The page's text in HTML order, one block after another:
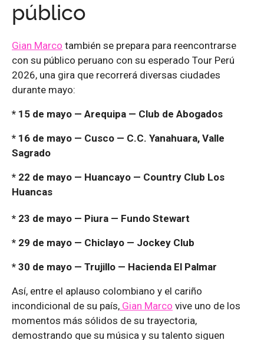
público
Gian Marco también se prepara para reencontrarse
con su público peruano con su esperado Tour Perú
2026, una gira que recorrerá diversas ciudades
durante mayo:
* 15 de mayo — Arequipa — Club de Abogados
* 16 de mayo — Cusco — C.C. Yanahuara, Valle
Sagrado
* 22 de mayo — Huancayo — Country Club Los
Huancas
* 23 de mayo — Piura — Fundo Stewart
* 29 de mayo — Chiclayo — Jockey Club
* 30 de mayo — Trujillo — Hacienda El Palmar
Así, entre el aplauso colombiano y el cariño
incondicional de su país, Gian Marco vive uno de los
momentos más sólidos de su trayectoria,
demostrando que su música y su talento siguen